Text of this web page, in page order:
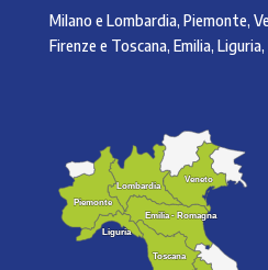
Milano e Lombardia, Piemonte,
Firenze e Toscana, Emilia,
Emilia - Romagna
Emilia - Romagna
Liguria
Liguria
Lombardia
Lombardia
Piemonte
Piemonte
Toscana
Toscana
Veneto
Veneto